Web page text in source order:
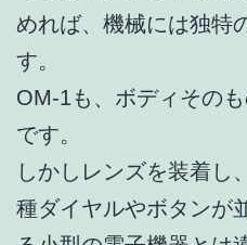
めれば、機械には独特
す。
OM-1も、ボディその
です。
しかしレンズを装着し
種ダイヤルやボタンが